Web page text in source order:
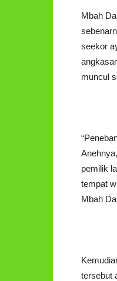
Mbah
seekor
muncul
pemilik
tempat
Mbah
tersebut